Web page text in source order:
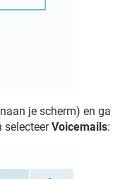
je scherm) en ga
selecteerVoicemails: